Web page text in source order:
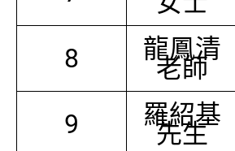
8 龍鳳清
老師
9 羅紹基
先生